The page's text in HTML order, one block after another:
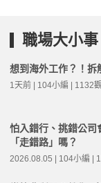
職場大小事
想到海外工作？！拆
1天前 | 104小編 | 1132
怕入錯行、挑錯公司
「走錯路」嗎？
2026.08.05 | 104小編 |